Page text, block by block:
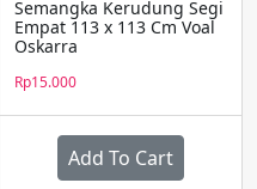
Semangka Kerudung Segi
Empat 113 x 113 Cm Voal
Oskarra
Rp15.000
Add To Cart
Produk